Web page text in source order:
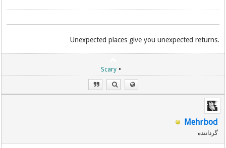
.Unexpected places give you unexpected returns
•
Scary
Mehrbod
گرداننده